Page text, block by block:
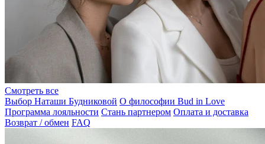
Смотреть все
Выбор Наташи Будниковой О философии Bud in Love
Программа лояльности Стань партнером Оплата и доставка
Возврат / обмен FAQ